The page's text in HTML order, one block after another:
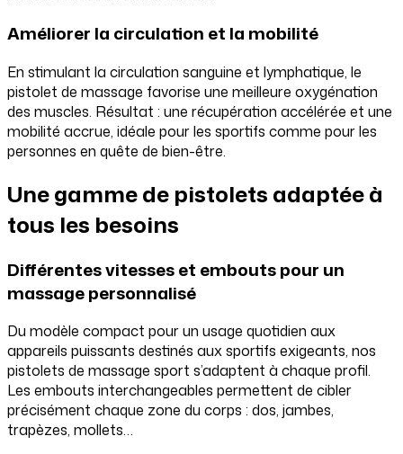
Améliorer la circulation et la mobilité
En stimulant la circulation sanguine et lymphatique, le
pistolet de massage favorise une meilleure oxygénation
des muscles. Résultat : une récupération accélérée et une
mobilité accrue, idéale pour les sportifs comme pour les
personnes en quête de bien-être.
Une gamme de pistolets adaptée à
tous les besoins
Différentes vitesses et embouts pour un
massage personnalisé
Du modèle compact pour un usage quotidien aux
appareils puissants destinés aux sportifs exigeants, nos
pistolets de massage sport s’adaptent à chaque profil.
Les embouts interchangeables permettent de cibler
précisément chaque zone du corps : dos, jambes,
trapèzes, mollets…